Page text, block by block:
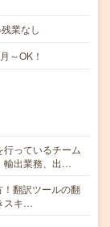
業なし
～OK！
っているチーム
輸出業務、出…
翻訳ツールの翻
スキ…